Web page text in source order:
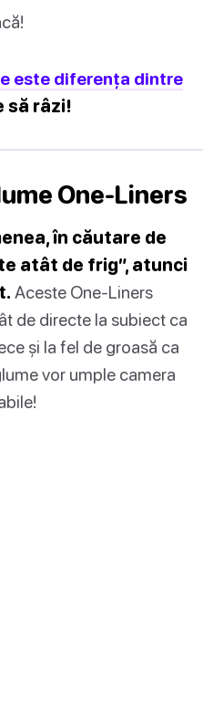
este diferența dintre
să râzi!
One-Liners
în căutare de
atât de frig”, atunci
Aceste One-Liners
de directe la subiect ca
și la fel de groasă ca
vor umple camera